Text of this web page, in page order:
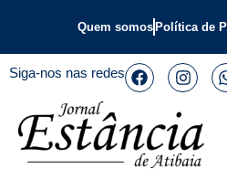
Quem somos Política de
Siga-nos nas redes